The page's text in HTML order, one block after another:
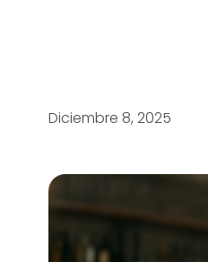
Diciembre 8, 2025